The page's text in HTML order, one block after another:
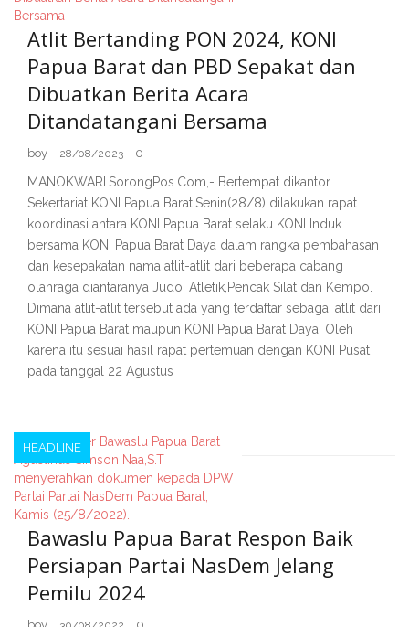
Atlit Bertanding PON 2024, KONI
Papua Barat dan PBD Sepakat dan
Dibuatkan Berita Acara
Ditandatangani Bersama
boy 28/08/2023 0
MANOKWARI.SorongPos.Com,- Bertempat dikantor
Sekertariat KONI Papua Barat,Senin(28/8) dilakukan rapat
koordinasi antara KONI Papua Barat selaku KONI Induk
bersama KONI Papua Barat Daya dalam rangka pembahasan
dan kesepakatan nama atlit-atlit dari beberapa cabang
olahraga diantaranya Judo, Atletik,Pencak Silat dan Kempo.
Dimana atlit-atlit tersebut ada yang terdaftar sebagai atlit dari
KONI Papua Barat maupun KONI Papua Barat Daya. Oleh
karena itu sesuai hasil rapat pertemuan dengan KONI Pusat
pada tanggal 22 Agustus
HEADLINE
Bawaslu Papua Barat Respon Baik
Persiapan Partai NasDem Jelang
Pemilu 2024